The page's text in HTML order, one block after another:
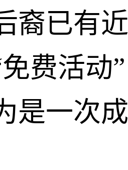
裔已有
费活动
是一次